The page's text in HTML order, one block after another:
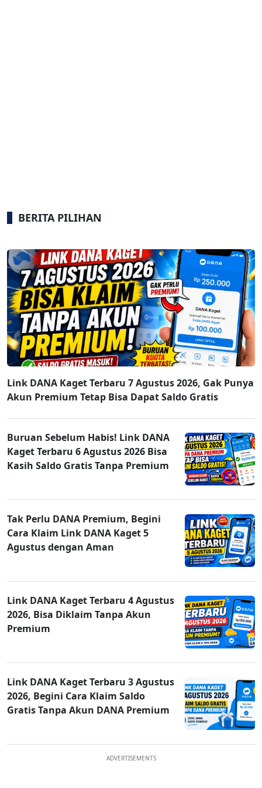
BERITA PILIHAN
Link DANA Kaget Terbaru 7 Agustus 2026, Gak Punya
Akun Premium Tetap Bisa Dapat Saldo Gratis
Buruan Sebelum Habis! Link DANA
Kaget Terbaru 6 Agustus 2026 Bisa
Kasih Saldo Gratis Tanpa Premium
Tak Perlu DANA Premium, Begini
Cara Klaim Link DANA Kaget 5
Agustus dengan Aman
Link DANA Kaget Terbaru 4 Agustus
2026, Bisa Diklaim Tanpa Akun
Premium
Link DANA Kaget Terbaru 3 Agustus
2026, Begini Cara Klaim Saldo
Gratis Tanpa Akun DANA Premium
ADVERTISEMENTS